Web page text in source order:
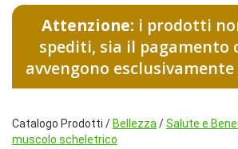
Attenzione: i prodotti
spediti, sia il pagamento
avvengono
Catalogo Prodotti / Bellezza /Salute e
muscolo scheletrico